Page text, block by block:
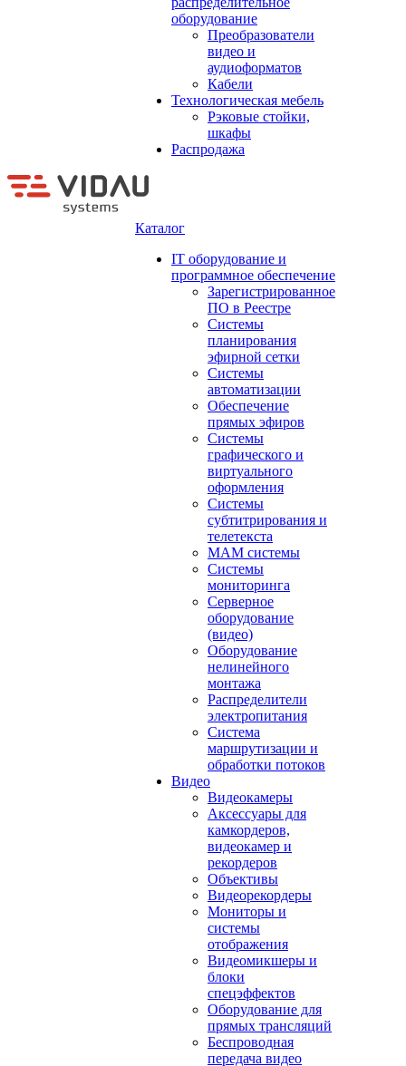
оборудование
Преобразователи
видео и
аудиоформатов
Кабели
Технологическая мебель
Рэковые стойки,
шкафы
Распродажа
Каталог
IT оборудование и
программное обеспечение
Зарегистрированное
ПО в Реестре
Системы
планирования
эфирной сетки
Системы
автоматизации
Обеспечение
прямых эфиров
Системы
графического и
виртуального
оформления
Системы
субтитрирования и
телетекста
MAM системы
Системы
мониторинга
Серверное
оборудование
(видео)
Оборудование
нелинейного
монтажа
Распределители
электропитания
Система
маршрутизации и
обработки потоков
Видео
Видеокамеры
Аксессуары для
камкордеров,
видеокамер и
рекордеров
Объективы
Видеорекордеры
Мониторы и
системы
отображения
Видеомикшеры и
блоки
спецэффектов
Оборудование для
прямых трансляций
Беспроводная
передача видео